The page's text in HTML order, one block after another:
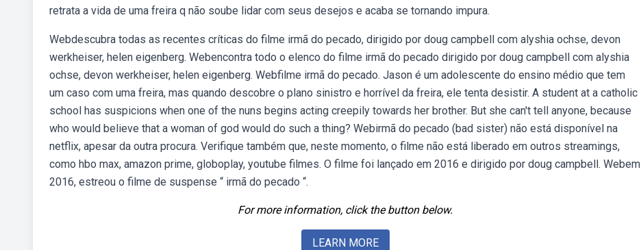
retrata a vida de uma freira q não soube lidar com seus desejos e acaba se tornando impura.
Webdescubra todas as recentes críticas do filme irmã do pecado, dirigido por doug campbell com alyshia ochse, devon
werkheiser, helen eigenberg. Webencontra todo o elenco do filme irmã do pecado dirigido por doug campbell com alyshia
ochse, devon werkheiser, helen eigenberg. Webfilme irmã do pecado. Jason é um adolescente do ensino médio que tem
um caso com uma freira, mas quando descobre o plano sinistro e horrível da freira, ele tenta desistir. A student at a catholic
school has suspicions when one of the nuns begins acting creepily towards her brother. But she can't tell anyone, because
who would believe that a woman of god would do such a thing? Webirmã do pecado (bad sister) não está disponível na
netflix, apesar da outra procura. Verifique também que, neste momento, o filme não está liberado em outros streamings,
como hbo max, amazon prime, globoplay, youtube filmes. O filme foi lançado em 2016 e dirigido por doug campbell. Webem
2016, estreou o filme de suspense “ irmã do pecado “.
For more information, click the button below.
LEARN MORE